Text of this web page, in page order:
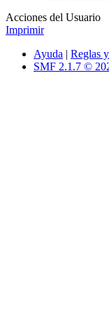
Acciones del Usuario
Imprimir
Ayuda | Reglas
SMF 2.1.7 ©